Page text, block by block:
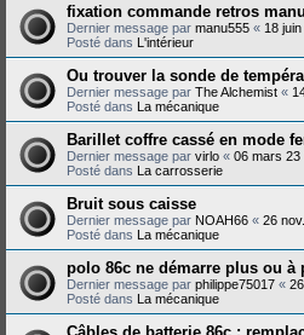
fixation commande retros
Dernier message par manu555 « 18
Posté dans L'intérieur
Ou trouver la sonde de
Dernier message par The Alchemist «
Posté dans La mécanique
Barillet coffre cassé en mode
Dernier message par virlo « 06 mars 23
Posté dans La carrosserie
Bruit sous caisse
Dernier message par NOAH66 « 26
Posté dans La mécanique
polo 86c ne démarre plus ou à
Dernier message par philippe75017 «
Posté dans La mécanique
Câbles de batterie 86c :